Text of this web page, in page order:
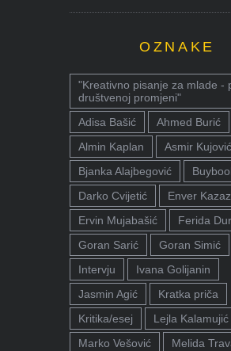
OZNAKE
"Kreativno pisanje za mlade -
društvenoj promjeni"
Adisa Bašić
Ahmed Burić
Almin Kaplan
Asmir Kujović
Bjanka Alajbegović
Darko Cvijetić
Enver Kazaz
Ervin Mujabašić
Ferida
Goran Sarić
Goran Simić
Intervju
Ivana Golijanin
Jasmin Agić
Kratka priča
Kritika/esej
Lejla Kalamujić
Marko Vešović
Melida